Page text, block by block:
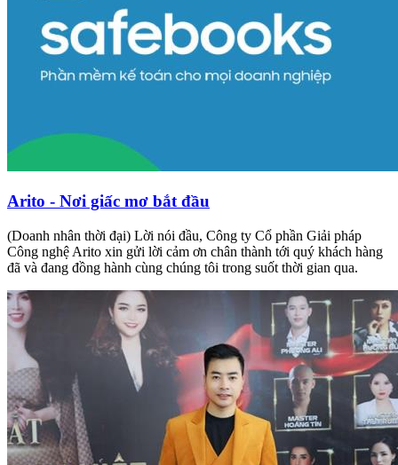
Arito - Nơi giấc mơ bắt đầu
(Doanh nhân thời đại) Lời nói đầu, Công ty Cổ phần Giải pháp
Công nghệ Arito xin gửi lời cảm ơn chân thành tới quý khách hàng
đã và đang đồng hành cùng chúng tôi trong suốt thời gian qua.